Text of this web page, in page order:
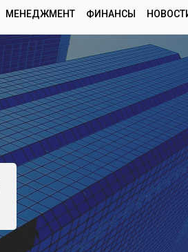
МЕНЕДЖМЕНТ ФИНАНСЫ